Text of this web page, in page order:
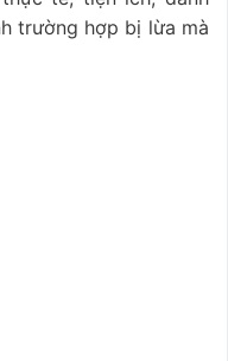
trường hợp bị lừa mà